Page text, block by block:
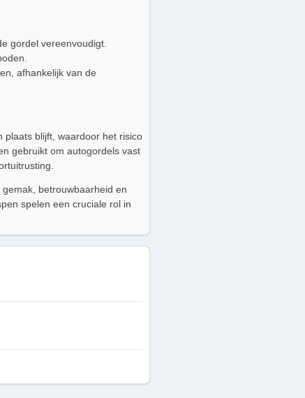
gordel vereenvoudigt.
afhankelijk van de
plaats blijft, waardoor het risico
gebruikt om autogordels vast
betrouwbaarheid en
spelen een cruciale rol in